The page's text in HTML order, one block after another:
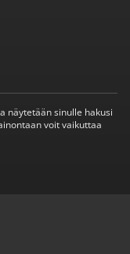
näytetään sinulle hakusi
voit vaikuttaa